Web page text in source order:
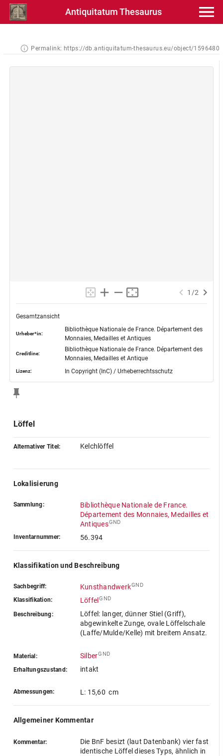
Antiquitatum Thesaurus
Permalink: https://db.antiquitatum-thesaurus.eu/object/1596480
1 /2
Gesamtzansicht
Urheber*in:
Bibliothèque Nationale de France. Département des
Monnaies, Medailles et Antiques
Creditline:
Bibliothèque Nationale de France. Département des
Monnaies, Medailles et Antique
Lizenz: In Copyright (InC) / Urheberrechtsschutz
Löffel
Alternativer Titel: Kelchlöffel
Lokalisierung
Sammlung:
Bibliothèque Nationale de France.
Département des Monnaies, Medailles et
AntiquesGND
Inventarnummer: 56.394
Klassifikation und Beschreibung
Sachbegriff: KunsthandwerkGND
Klassifikation: Löffel GND
Beschreibung:
Löffel: langer, dünner Stiel (Griff),
abgewinkelte Zunge, ovale Löffelschale
(Laffe/Mulde/Kelle) mit breitem Ansatz.
Material: SilberGND
Erhaltungszustand: intakt
Abmessungen: L: 15,60 cm
Allgemeiner Kommentar
Kommentar:
Die BnF besizt (laut Datenbank) vier fast
identische Löffel dieses Typs, ähnlich in